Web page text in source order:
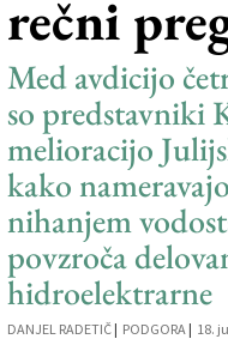
Šport
Še
Vreme
V Kioskih
Uredništvo
Oglasi
rečni
Med avdicijo
so predstavniki
melioracijo
kako
nihanjem
povzroča
hidroelektrarne
DANJEL RADETIČ | PODGORA | 18.